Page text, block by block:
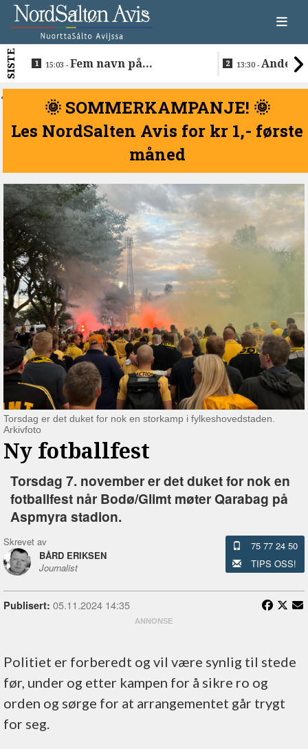
SISTE 15:03 -Fem navn på
i Sametinget
13:30 -Anders
Lakså
<
🌞 SOMMERKAMPANJE! 🌞
Les NordSalten Avis for kr 1,- første
måned
Torsdag er det duket for nok en storkamp i fylkeshovedstaden.
Arkivfoto
Ny fotballfest
Torsdag 7. november er det duket for nok en
fotballfest når Bodø/Glimt møter Qarabag på
Aspmyra stadion.
Skrevet av
BÅRD ERIKSEN
Journalist
75 77 24 50
TIPS OSS!
Publisert: 05.11.2024 14:35
Politiet er forberedt og vil være synlig til stede
før, under og etter kampen for å sikre ro og
orden og sørge for at arrangementet går trygt
for seg.